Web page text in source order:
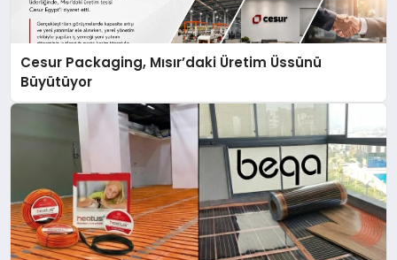
Cesur Packaging, Mısır’daki Üretim Üssünü
Büyütüyor